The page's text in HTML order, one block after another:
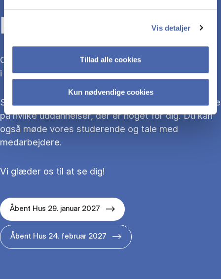
Vis detaljer
Tillad alle cookies
Kun nødvendige cookies
KOM TIL ÅBENT HUS
Overvejer du at søge ind på en bacheloruddannelse
i 2027?
Så kom med til Åbent Hus, hvor du kan blive klogere
på hvilke uddannelser, der er noget for dig. Du kan
også møde vores studerende og tale med
medarbejdere.
Vi glæder os til at se dig!
Åbent Hus 29. januar 2027
Åbent Hus 24. februar 2027